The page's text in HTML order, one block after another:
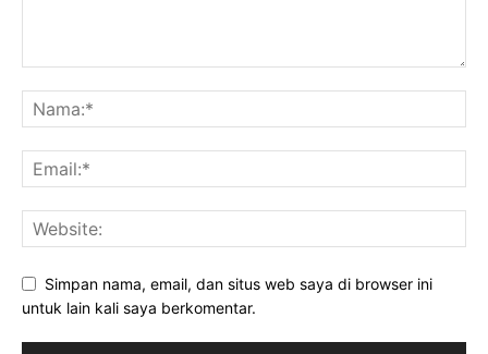
Simpan nama, email, dan situs web saya di browser ini
untuk lain kali saya berkomentar.